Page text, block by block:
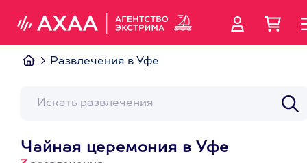
Развлечения в Уфе
Чайная церемония в Уфе